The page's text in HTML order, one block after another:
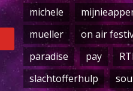
michele
mueller
on air
paradise
pay
slachtofferhulp